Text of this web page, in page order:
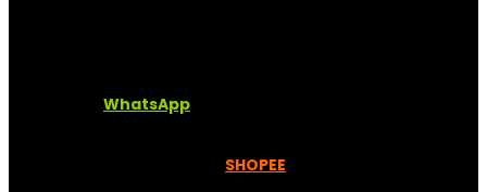
WhatsApp
SHOPEE